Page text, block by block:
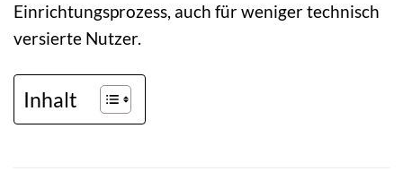
Einrichtungsprozess, auch für weniger technisch
versierte Nutzer.
Inhalt